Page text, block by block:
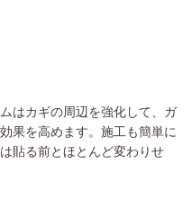
はカギの周辺を強化して、ガ
果を高めます。施工も簡単に
貼る前とほとんど変わりせ